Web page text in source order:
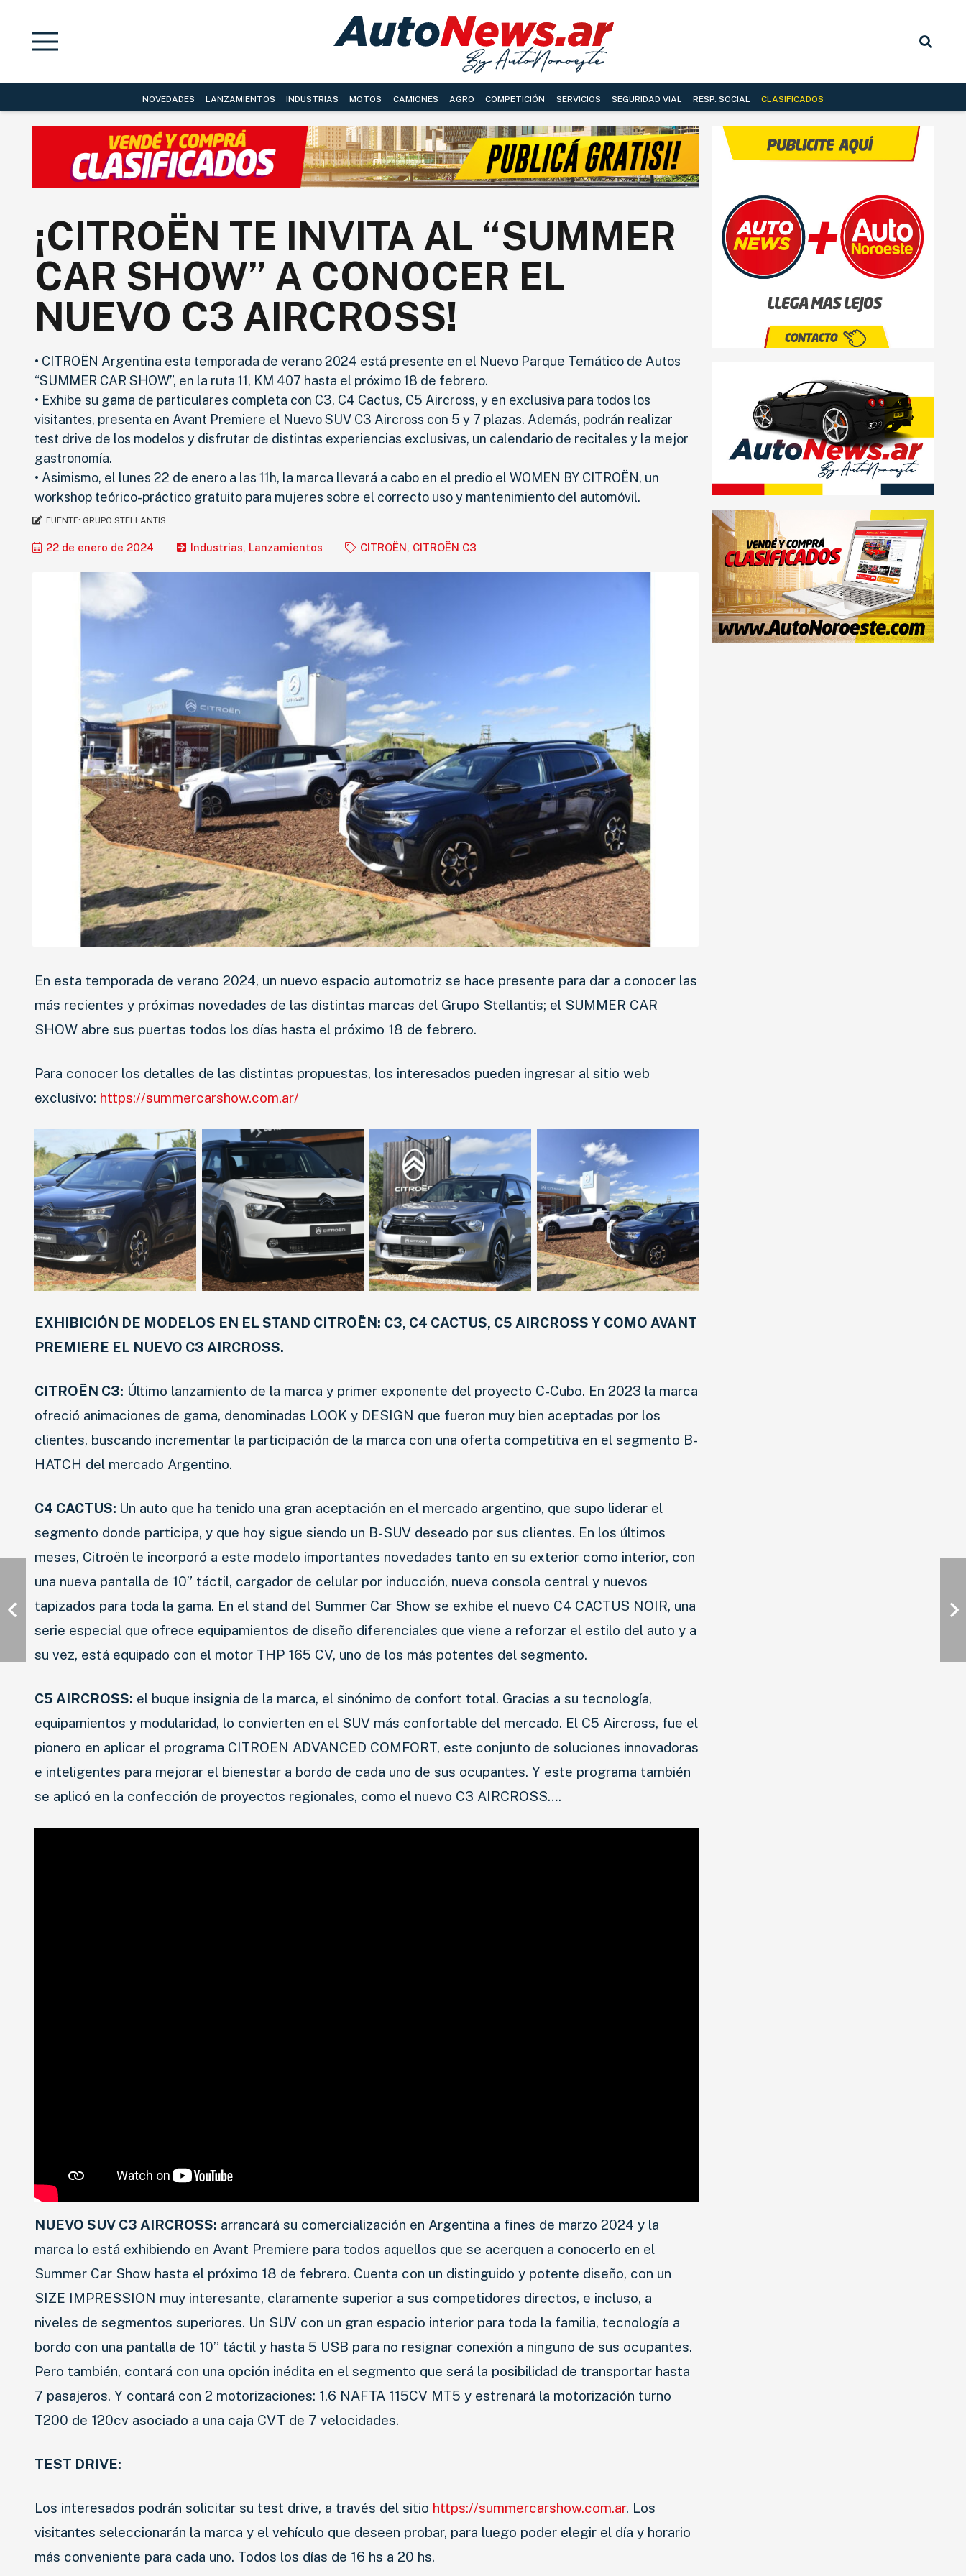
INDUSTRIAS
MOTOS
AGRO
SEGURIDAD VIAL
RESP. SOCIAL
CLASIFICADOS
NOVEDADES LANZAMIENTOS INDUSTRIAS MOTOS CAMIONES AGRO COMPETICIÓN SERVICIOS SEGURIDAD VIAL RESP. SOCIAL CLASIFICADOS
¡CITROËN TE INVITA AL “SUMMER
CAR SHOW” A CONOCER EL
NUEVO C3 AIRCROSS!
• CITROËN Argentina esta temporada de verano 2024 está presente en el Nuevo Parque Temático de Autos
“SUMMER CAR SHOW”, en la ruta 11, KM 407 hasta el próximo 18 de febrero.
• Exhibe su gama de particulares completa con C3, C4 Cactus, C5 Aircross, y en exclusiva para todos los
visitantes, presenta en Avant Premiere el Nuevo SUV C3 Aircross con 5 y 7 plazas. Además, podrán realizar
test drive de los modelos y disfrutar de distintas experiencias exclusivas, un calendario de recitales y la mejor
gastronomía.
• Asimismo, el lunes 22 de enero a las 11h, la marca llevará a cabo en el predio el WOMEN BY CITROËN, un
workshop teórico-práctico gratuito para mujeres sobre el correcto uso y mantenimiento del automóvil.
FUENTE: GRUPO STELLANTIS
22 de enero de 2024 Industrias, Lanzamientos CITROËN, CITROËN C3
En esta temporada de verano 2024, un nuevo espacio automotriz se hace presente para dar a conocer las
más recientes y próximas novedades de las distintas marcas del Grupo Stellantis; el SUMMER CAR
SHOW abre sus puertas todos los días hasta el próximo 18 de febrero.
Para conocer los detalles de las distintas propuestas, los interesados pueden ingresar al sitio web
exclusivo: https://summercarshow.com.ar/
EXHIBICIÓN DE MODELOS EN EL STAND CITROËN: C3, C4 CACTUS, C5 AIRCROSS Y COMO AVANT
PREMIERE EL NUEVO C3 AIRCROSS.
CITROËN C3: Último lanzamiento de la marca y primer exponente del proyecto C-Cubo. En 2023 la marca
ofreció animaciones de gama, denominadas LOOK y DESIGN que fueron muy bien aceptadas por los
clientes, buscando incrementar la participación de la marca con una oferta competitiva en el segmento B-
HATCH del mercado Argentino.
C4 CACTUS: Un auto que ha tenido una gran aceptación en el mercado argentino, que supo liderar el
segmento donde participa, y que hoy sigue siendo un B-SUV deseado por sus clientes. En los últimos
meses, Citroën le incorporó a este modelo importantes novedades tanto en su exterior como interior, con
una nueva pantalla de 10” táctil, cargador de celular por inducción, nueva consola central y nuevos
tapizados para toda la gama. En el stand del Summer Car Show se exhibe el nuevo C4 CACTUS NOIR, una
serie especial que ofrece equipamientos de diseño diferenciales que viene a reforzar el estilo del auto y a
su vez, está equipado con el motor THP 165 CV, uno de los más potentes del segmento.
C5 AIRCROSS: el buque insignia de la marca, el sinónimo de confort total. Gracias a su tecnología,
equipamientos y modularidad, lo convierten en el SUV más confortable del mercado. El C5 Aircross, fue el
pionero en aplicar el programa CITROEN ADVANCED COMFORT, este conjunto de soluciones innovadoras
e inteligentes para mejorar el bienestar a bordo de cada uno de sus ocupantes. Y este programa también
se aplicó en la confección de proyectos regionales, como el nuevo C3 AIRCROSS….
NUEVO SUV C3 AIRCROSS: arrancará su comercialización en Argentina a fines de marzo 2024 y la
marca lo está exhibiendo en Avant Premiere para todos aquellos que se acerquen a conocerlo en el
Summer Car Show hasta el próximo 18 de febrero. Cuenta con un distinguido y potente diseño, con un
SIZE IMPRESSION muy interesante, claramente superior a sus competidores directos, e incluso, a
niveles de segmentos superiores. Un SUV con un gran espacio interior para toda la familia, tecnología a
bordo con una pantalla de 10” táctil y hasta 5 USB para no resignar conexión a ninguno de sus ocupantes.
Pero también, contará con una opción inédita en el segmento que será la posibilidad de transportar hasta
7 pasajeros. Y contará con 2 motorizaciones: 1.6 NAFTA 115CV MT5 y estrenará la motorización turno
T200 de 120cv asociado a una caja CVT de 7 velocidades.
TEST DRIVE:
Los interesados podrán solicitar su test drive, a través del sitio https://summercarshow.com.ar. Los
visitantes seleccionarán la marca y el vehículo que deseen probar, para luego poder elegir el día y horario
más conveniente para cada uno. Todos los días de 16 hs a 20 hs.